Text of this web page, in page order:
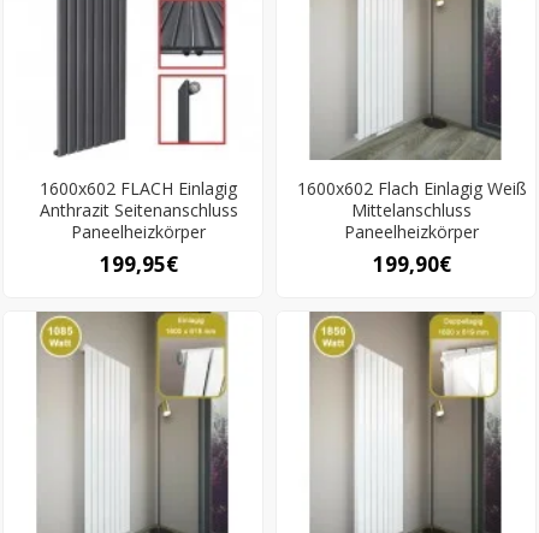
1600x602 FLACH Einlagig
Anthrazit Seitenanschluss
Paneelheizkörper
199,95€
1600x602 Flach Einlagig Weiß
Mittelanschluss
Paneelheizkörper
199,90€